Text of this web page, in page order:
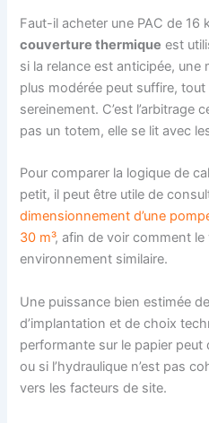
Faut-il acheter une PAC de 16
couverture thermique est
si la relance est anticipée, une
plus modérée peut suffire,
sereinement. C’est l’arbitrage
pas un totem, elle se lit avec
Pour comparer la logique de
petit, il peut être utile de
dimensionnement d’une
30 m³, afin de voir comment
environnement similaire.
Une puissance bien estimée
d’implantation et de choix
performante sur le papier peut
ou si l’hydraulique n’est pas
vers les facteurs de site.